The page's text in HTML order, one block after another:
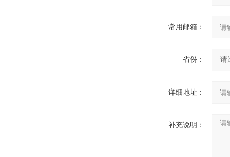
常用邮箱：
省份：
详细地址：
补充说明：